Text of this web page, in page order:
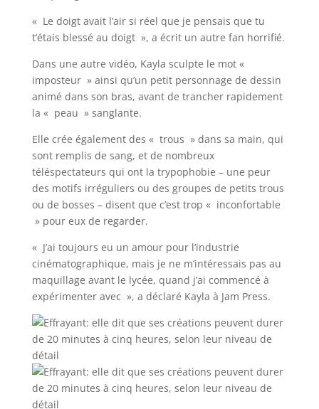
« Le doigt avait l’air si réel que je pensais que tu
t’étais blessé au doigt », a écrit un autre fan horrifié.
Dans une autre vidéo, Kayla sculpte le mot «
imposteur » ainsi qu’un petit personnage de dessin
animé dans son bras, avant de trancher rapidement
la « peau » sanglante.
Elle crée également des « trous » dans sa main, qui
sont remplis de sang, et de nombreux
téléspectateurs qui ont la trypophobie – une peur
des motifs irréguliers ou des groupes de petits trous
ou de bosses – disent que c’est trop « inconfortable
» pour eux de regarder.
« J’ai toujours eu un amour pour l’industrie
cinématographique, mais je ne m’intéressais pas au
maquillage avant le lycée, quand j’ai commencé à
expérimenter avec », a déclaré Kayla à Jam Press.